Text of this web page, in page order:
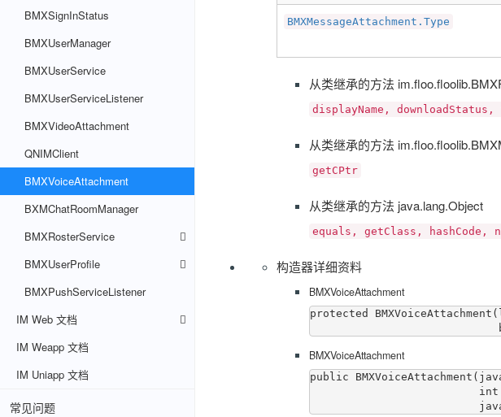
BMXSignInStatus
BMXUserManager
BMXUserService
BMXUserServiceListener
BMXVideoAttachment
QNIMClient
BMXVoiceAttachment
BXMChatRoomManager
BMXRosterService
BMXUserProfile
BMXPushServiceListener
IM Web 文档
IM Weapp 文档
IM Uniapp 文档
常见问题
BMXMessageAttachment.Type
从类继承的方法
displayName,
从类继承的方法
getCPtr
从类继承的方法 java.lang.Object
equals, getClass,
构造器详细资料
BMXVoiceAttachment
protected
BMXVoiceAttachment
public